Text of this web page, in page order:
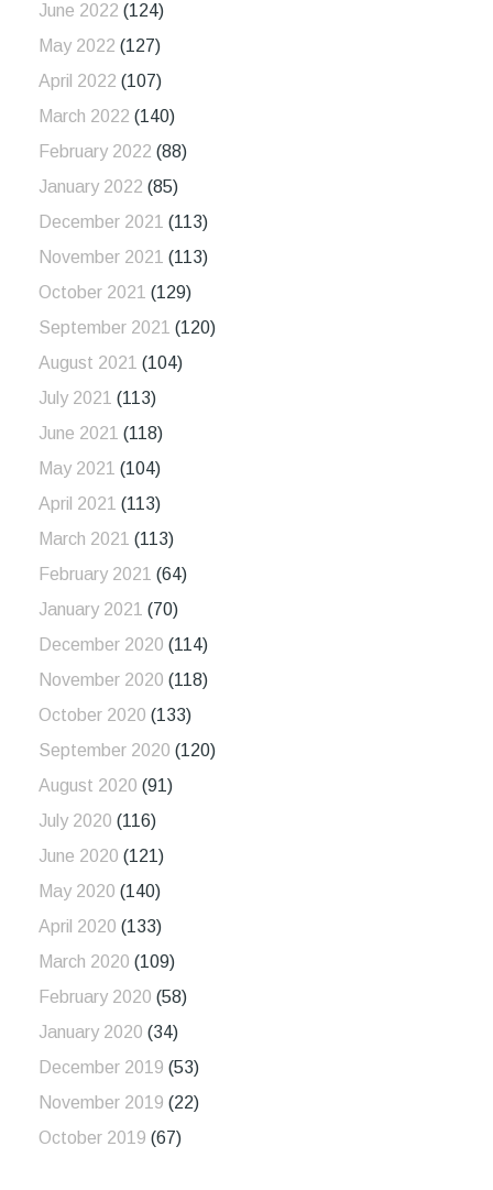
June 2022 (124)
May 2022 (127)
April 2022 (107)
March 2022 (140)
February 2022 (88)
January 2022 (85)
December 2021 (113)
November 2021 (113)
October 2021 (129)
September 2021 (120)
August 2021 (104)
July 2021 (113)
June 2021 (118)
May 2021 (104)
April 2021 (113)
March 2021 (113)
February 2021 (64)
January 2021 (70)
December 2020 (114)
November 2020 (118)
October 2020 (133)
September 2020 (120)
August 2020 (91)
July 2020 (116)
June 2020 (121)
May 2020 (140)
April 2020 (133)
March 2020 (109)
February 2020 (58)
January 2020 (34)
December 2019 (53)
November 2019 (22)
October 2019 (67)